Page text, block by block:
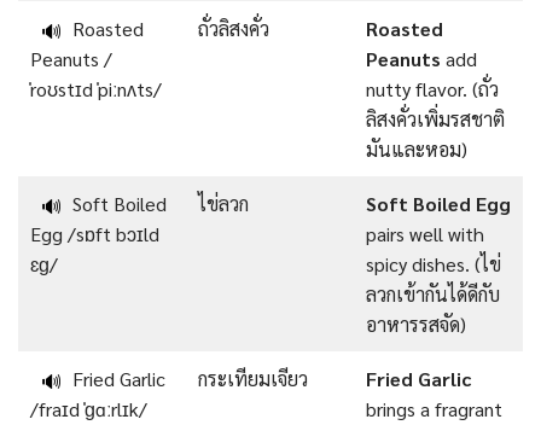
🔊 Roasted
Peanuts /
ˈroʊstɪd ˈpiːnʌts/
ถั่วลิสงคั่ว
Roasted
Peanuts add
nutty flavor. (ถั่ว
ลิสงคั่วเพิ่มรสชาติ
มันและหอม)
🔊 Soft Boiled
Egg /sɒft bɔɪld
ɛɡ/
ไข่ลวก
Soft Boiled Egg
pairs well with
spicy dishes. (ไข่
ลวกเข้ากันได้ดีกับ
อาหารรสจัด)
🔊 Fried Garlic
/fraɪd ˈɡɑːrlɪk/
กระเทียมเจียว
Fried Garlic
brings a fragrant